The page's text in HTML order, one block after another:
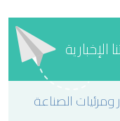
الصناعة